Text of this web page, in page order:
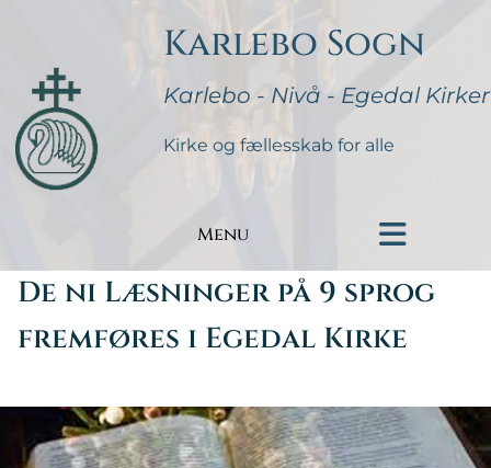
Karlebo Sogn
Karlebo - Nivå - Egedal Kirker
Kirke og fællesskab for alle
Menu
De ni Læsninger på 9 sprog
fremføres i Egedal Kirke